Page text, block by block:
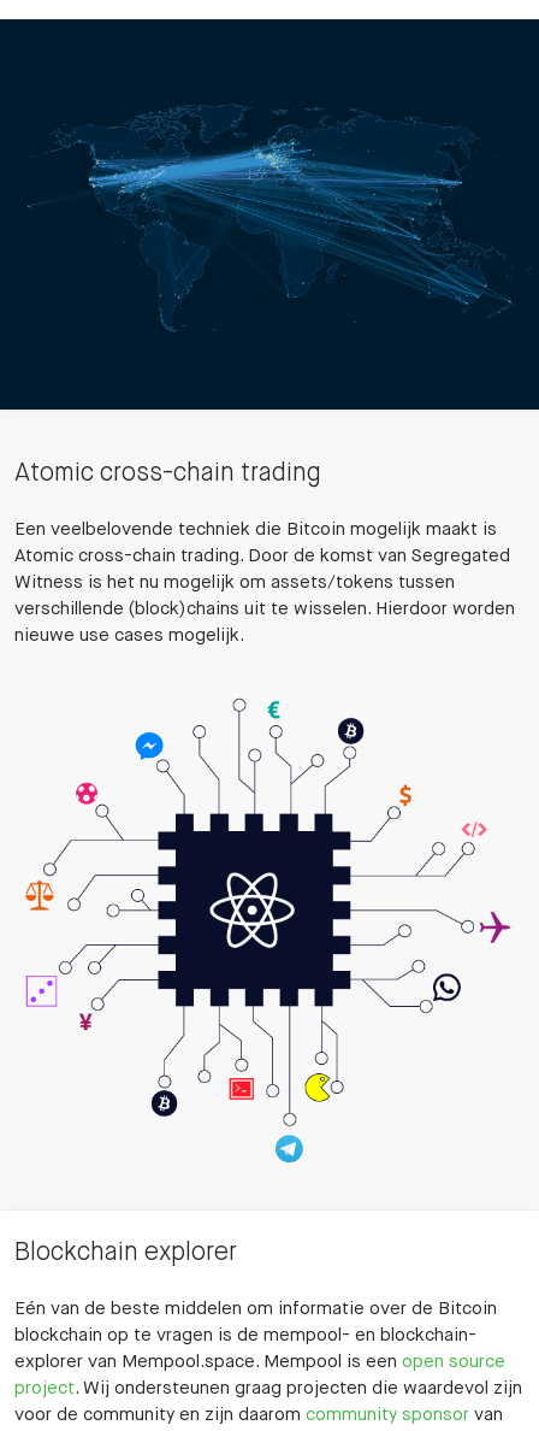
Atomic cross-chain trading
Een veelbelovende techniek die Bitcoin mogelijk maakt is
Atomic cross-chain trading. Door de komst van Segregated
Witness is het nu mogelijk om assets/tokens tussen
verschillende (block)chains uit te wisselen. Hierdoor worden
nieuwe use cases mogelijk.
Blockchain explorer
Eén van de beste middelen om informatie over de Bitcoin
blockchain op te vragen is de mempool- en blockchain-
explorer van Mempool.space. Mempool is een open source
project. Wij ondersteunen graag projecten die waardevol zijn
voor de community en zijn daarom community sponsor van